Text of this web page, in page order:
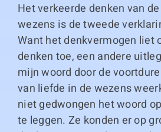
Het verkeerde denken van
wezens is de tweede
Want het denkvermogen liet
denken toe, een andere
mijn woord door de
van liefde in de wezens
niet gedwongen het woord
te leggen. Ze konden er op